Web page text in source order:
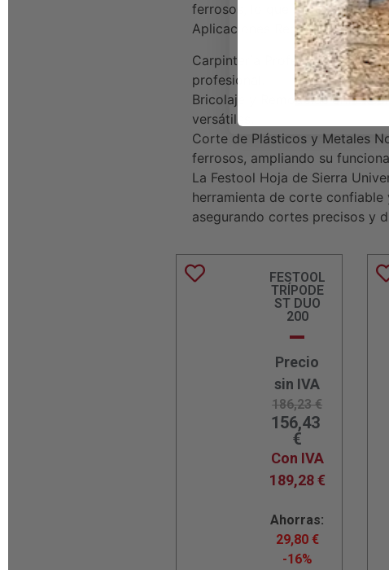
ferrosos, lo que la convierte en
Aplicaciones Recomendadas:
Carpintería Profesional: Ideal
profesional.
Bricolaje y Remodelación:
versátiles.
Corte de Plásticos y Metales
ferrosos, ampliando su
La Festool Hoja de Sierra
herramienta de corte
asegurando cortes precisos y
FESTOOL
TRÍPODE
ST DUO
200
Precio
sin IVA
186,23€
156,43
€
Con IVA
189,28€
Ahorras:
29,80 €
-16%